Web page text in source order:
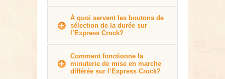
À quoi servent les boutons de
sélection de la durée sur
l’Express Crock?
Comment fonctionne la
minuterie de mise en marche
différée sur l’Express Crock?